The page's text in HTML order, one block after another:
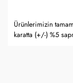
Ürünlerimizin
karatta (+/-) %5